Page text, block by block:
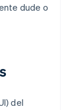
dude o
del